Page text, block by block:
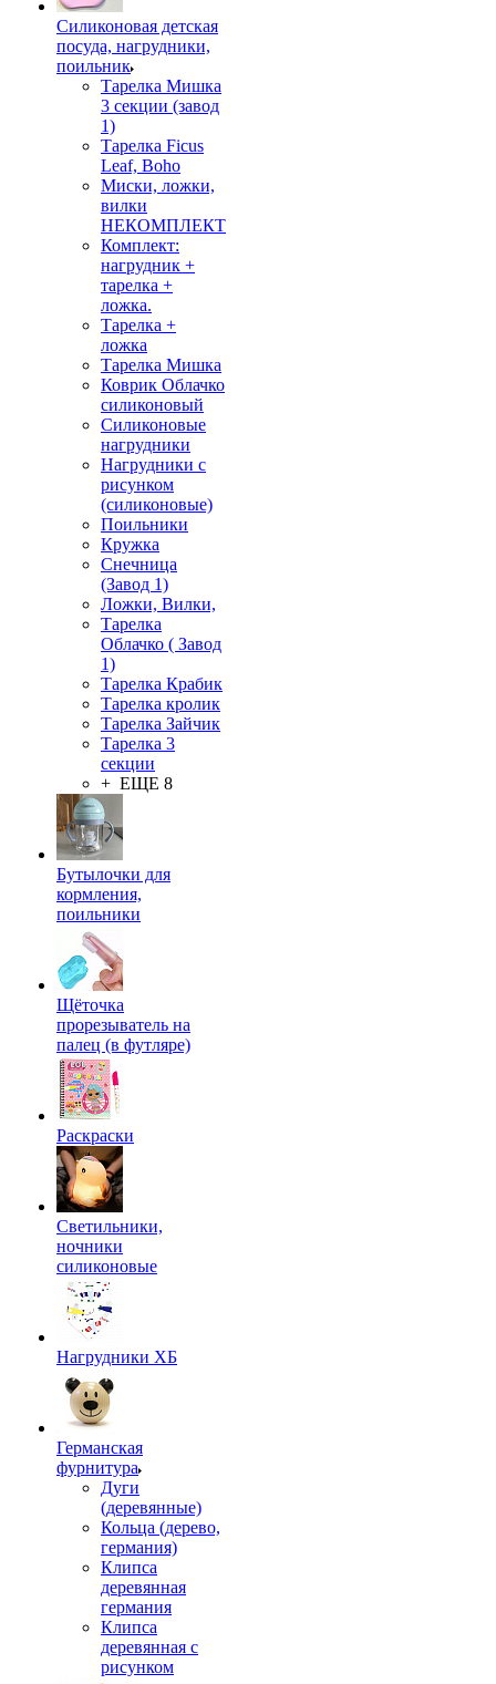
Силиконовая детская
посуда, нагрудники,
поильник
Тарелка Мишка
3 секции (завод
1)
Тарелка Ficus
Leaf, Boho
Миски, ложки,
вилки
НЕКОМПЛЕКТ
Комплект:
нагрудник +
тарелка +
ложка.
Тарелка +
ложка
Тарелка Мишка
Коврик Облачко
силиконовый
Силиконовые
нагрудники
Нагрудники с
рисунком
(силиконовые)
Поильники
Кружка
Снечница
(Завод 1)
Ложки, Вилки,
Тарелка
Облачко ( Завод
1)
Тарелка Крабик
Тарелка кролик
Тарелка Зайчик
Тарелка 3
секции
+ ЕЩЕ 8
Бутылочки для
кормления,
поильники
Щёточка
прорезыватель на
палец (в футляре)
Раскраски
Светильники,
ночники
силиконовые
Нагрудники ХБ
Германская
фурнитура
Дуги
(деревянные)
Кольца (дерево,
германия)
Клипса
деревянная
германия
Клипса
деревянная с
рисунком